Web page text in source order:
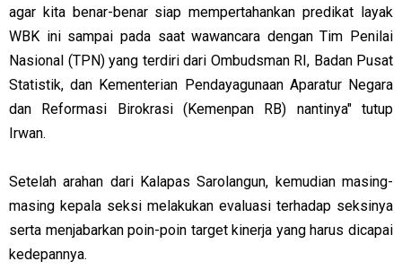
agar kita benar-benar siap mempertahankan predikat layak
WBK ini sampai pada saat wawancara dengan Tim Penilai
Nasional (TPN) yang terdiri dari Ombudsman RI, Badan Pusat
Statistik, dan Kementerian Pendayagunaan Aparatur Negara
dan Reformasi Birokrasi (Kemenpan RB) nantinya" tutup
Irwan.
Setelah arahan dari Kalapas Sarolangun, kemudian masing-
masing kepala seksi melakukan evaluasi terhadap seksinya
serta menjabarkan poin-poin target kinerja yang harus dicapai
kedepannya.